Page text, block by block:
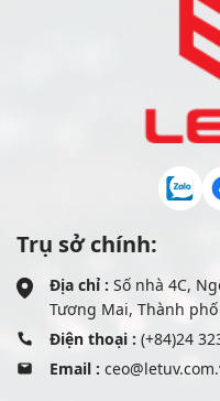
Trụ sở chính:
Địa chỉ : Số nhà 4C,
Tương Mai, Thành phố
Điện thoại : (+84)24
Email :